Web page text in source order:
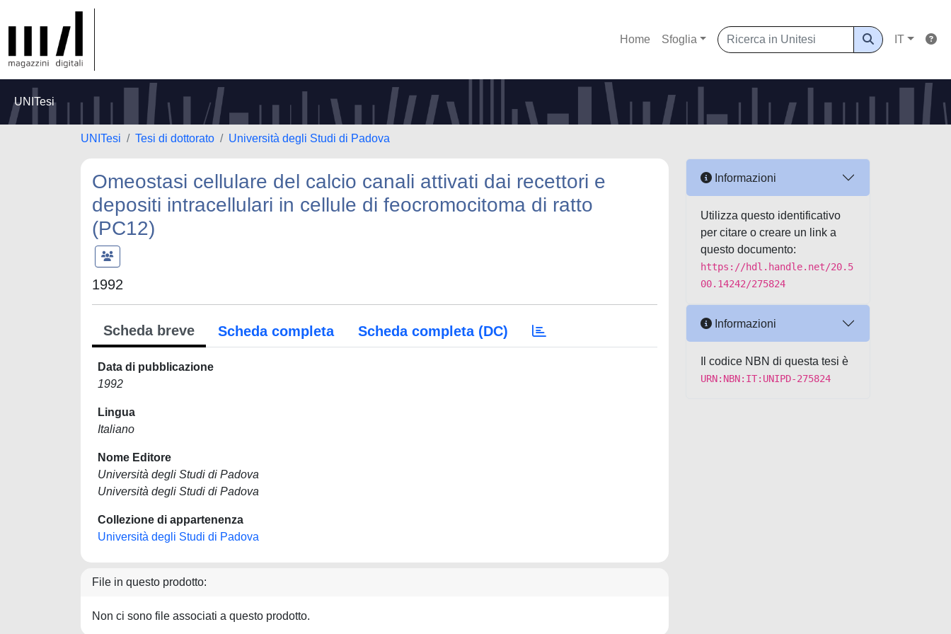
Home Sfoglia IT
UNITesi
UNITesi Tesi di dottorato Università degli Studi di Padova
Omeostasi cellulare del calcio canali attivati dai recettori e
depositi intracellulari in cellule di feocromocitoma di ratto
(PC12)
1992
Scheda breve Scheda completa Scheda completa (DC)
Data di pubblicazione
1992
Lingua
Italiano
Nome Editore
Università degli Studi di Padova
Università degli Studi di Padova
Collezione di appartenenza
Università degli Studi di Padova
File in questo prodotto:
Non ci sono file associati a questo prodotto.
Informazioni
Utilizza questo identificativo
per citare o creare un link a
questo documento:
https://hdl.handle.net/20.5
00.14242/275824
Informazioni
Il codice NBN di questa tesi è
URN:NBN:IT:UNIPD-275824